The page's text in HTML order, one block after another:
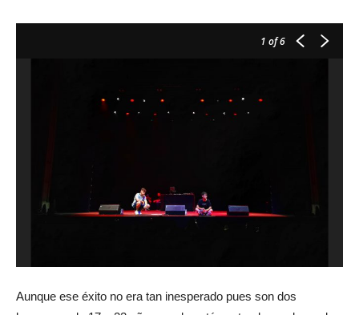
1 of 6
Aunque ese éxito no era tan inesperado pues son dos